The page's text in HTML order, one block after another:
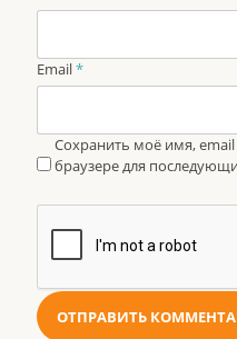
Email*
Сохранить моё имя, email
браузере для